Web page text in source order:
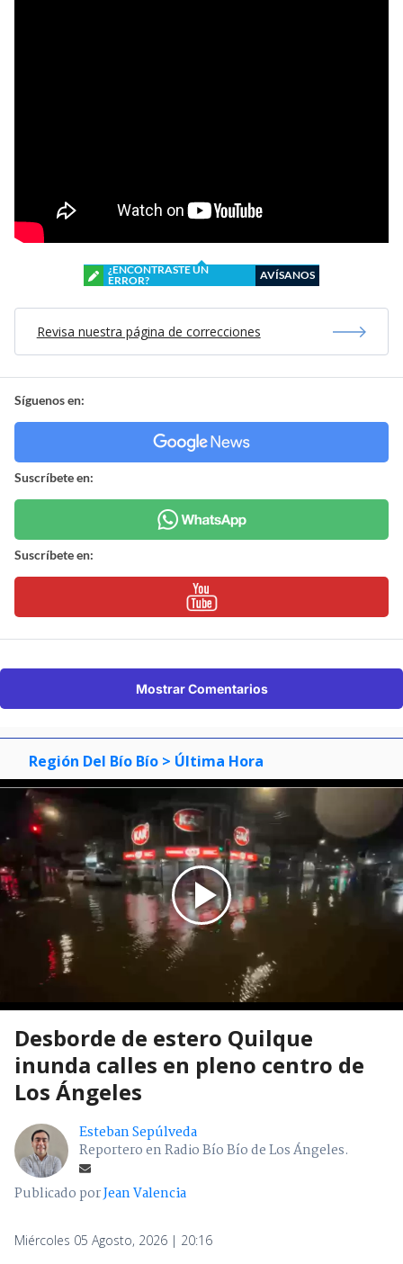
¿ENCONTRASTE UN
ERROR?
AVÍSANOS
Revisa nuestra página de correcciones
Síguenos en:
Suscríbete en:
Suscríbete en:
Mostrar Comentarios
Región Del Bío Bío > Última Hora
Desborde de estero Quilque
inunda calles en pleno centro de
Los Ángeles
Esteban Sepúlveda
Reportero en Radio Bío Bío de Los Ángeles.
Publicado porJean Valencia
Miércoles 05 Agosto, 2026 | 20:16